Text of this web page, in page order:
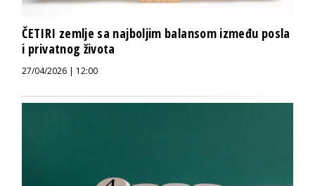
ČETIRI zemlje sa najboljim balansom između posla
i privatnog života
27/04/2026 | 12:00